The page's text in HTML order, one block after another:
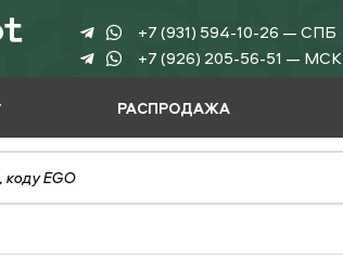
+7 (931) 594-10-26 — СПБ
+7 (926) 205-56-51 — МСК
РАСПРОДАЖА